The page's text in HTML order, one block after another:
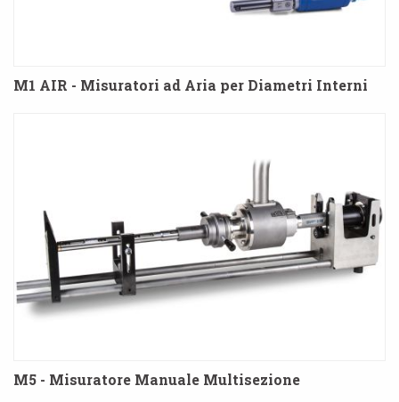
M1 AIR - Misuratori ad Aria per Diametri Interni
M5 - Misuratore Manuale Multisezione